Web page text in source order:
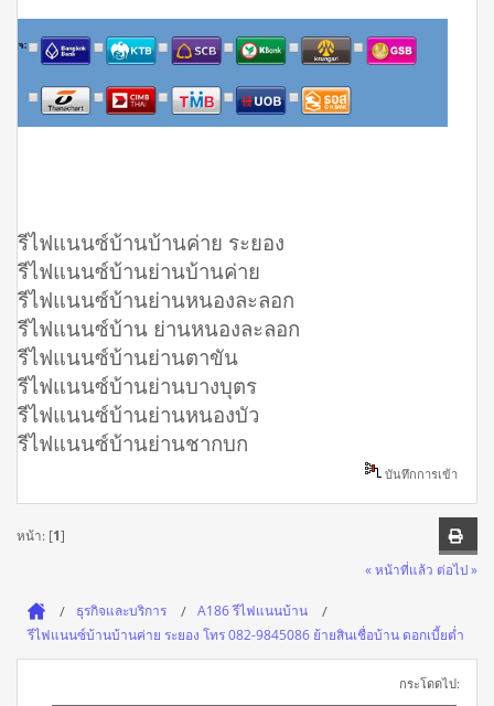
รีไฟแนนซ์บ้านบ้านค่าย ระยอง
รีไฟแนนซ์บ้านย่านบ้านค่าย
รีไฟแนนซ์บ้านย่านหนองละลอก
รีไฟแนนซ์บ้าน ย่านหนองละลอก
รีไฟแนนซ์บ้านย่านตาขัน
รีไฟแนนซ์บ้านย่านบางบุตร
รีไฟแนนซ์บ้านย่านหนองบัว
รีไฟแนนซ์บ้านย่านชากบก
บันทึกการเข้า
หน้า: [1]
« หน้าที่แล้ว ต่อไป »
ธุรกิจและบริการ
A186 รีไฟแนนบ้าน
รีไฟแนนซ์บ้านบ้านค่าย ระยอง โทร 082-9845086 ย้ายสินเชื่อบ้าน ดอกเบี้ยต่ำ
กระโดดไป: